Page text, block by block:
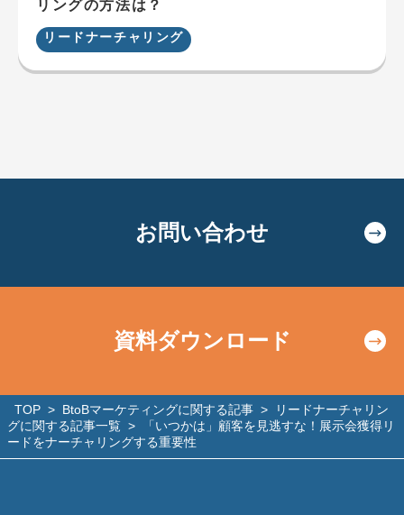
リングの方法は？
リードナーチャリング
お問い合わせ
資料ダウンロード
TOP > BtoBマーケティングに関する記事 >
リードナーチャリン
グに関する記事一覧 >
「いつかは」顧客を見逃すな！展示会獲得リ
ードをナーチャリングする重要性